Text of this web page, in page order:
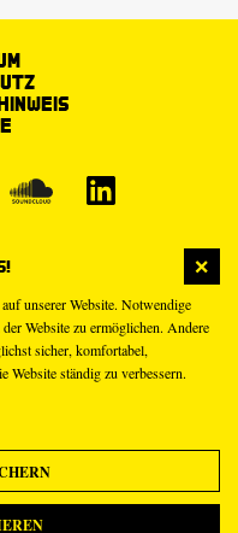
unserer Website. Notwendige
Website zu ermöglichen. Andere
sicher, komfortabel,
Website ständig zu verbessern.